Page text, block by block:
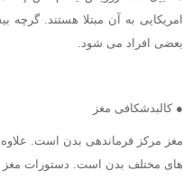
امریکایی به آن مبتلا هستند. گرچه
بعضی افراد می شود.
● کالبدشکافی مغز
مغز مرکز فرماندهی بدن است.
های مختلف بدن است. دستورات